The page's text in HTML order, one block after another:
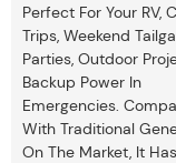
Perfect For Your RV,
Trips, Weekend
Parties, Outdoor
Backup Power In
Emergencies.
With Traditional
On The Market, It Has